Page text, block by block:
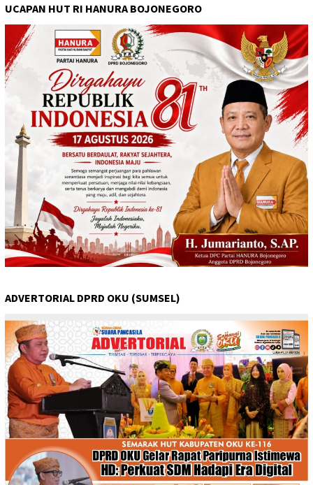
UCAPAN HUT RI HANURA BOJONEGORO
ADVERTORIAL DPRD OKU (SUMSEL)